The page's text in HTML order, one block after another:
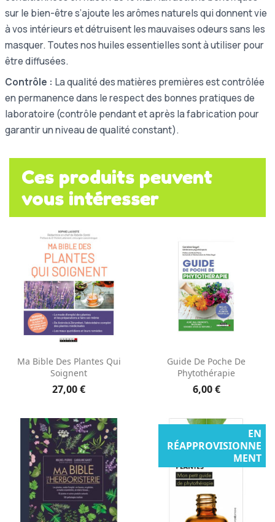
sur le bien-être s’ajoute les arômes naturels qui donnent vie
à vos intérieurs et détruisent les mauvaises odeurs sans les
masquer. Toutes nos huiles essentielles sont à utiliser pour
être diffusées.
Contrôle : La qualité des matières premières est contrôlée
en permanence dans le respect des bonnes pratiques de
laboratoire (contrôle pendant et après la fabrication pour
garantir un niveau de qualité constant).
Ces produits peuvent
vous intéresser
Ma Bible Des Plantes Qui
Soignent
27,00 €
Guide De Poche De
Phytothérapie
6,00 €
EN
RÉAPPROVISIONNE
MENT